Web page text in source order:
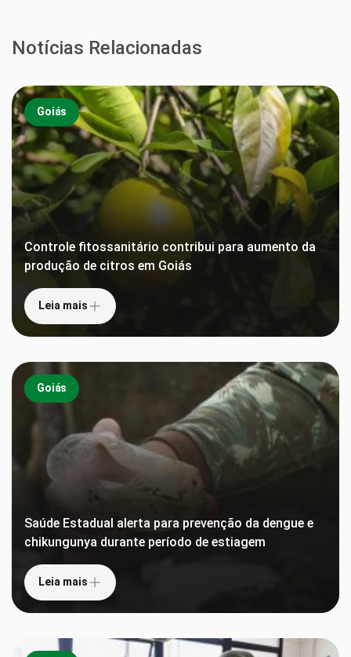
Notícias Relacionadas
Goiás
Controle fitossanitário contribui para aumento da
produção de citros em Goiás
Leia mais
Goiás
Saúde Estadual alerta para prevenção da dengue e
chikungunya durante período de estiagem
Leia mais